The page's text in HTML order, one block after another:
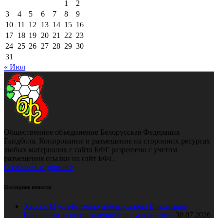
1
2
3
4 5 6 7 8
9
10 11 12 13 14 15 16
17 18 19 20 21 22 23
24 25 26 27 28 29 30
31
« Июл
Общественное объединение Белорусская Федерация
Гандбола. Копирование и размещение на сторонних ресурсах
любых материалов с сайта БФГ разрешено с учетом
размещения ссылки на сайт БФГ.
Сообщить о допинге
Последние новости
Хассан Мустафа тепло поблагодарил Владимира
Коноплёва за поздравление с днем рождения 30.07.2026